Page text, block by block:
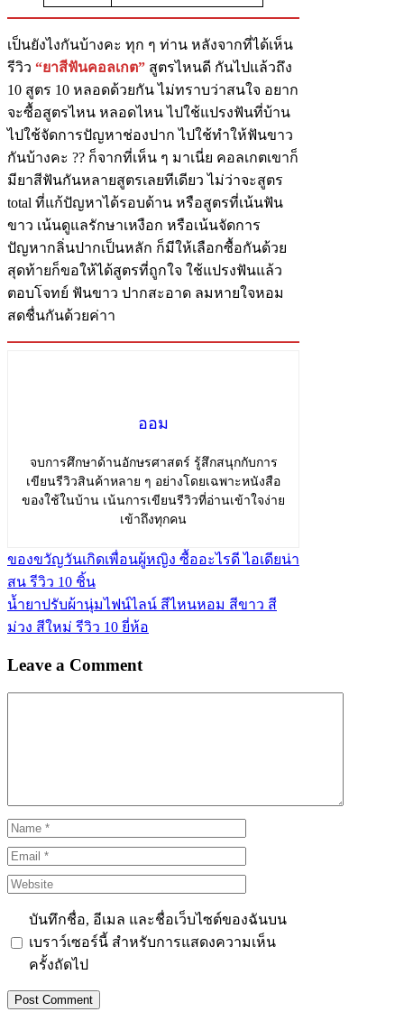
เป็นยังไงกันบ้างคะ ทุก ๆ ท่าน หลังจากที่ได้เห็น
รีวิว “ยาสีฟันคอลเกต” สูตรไหนดี กันไปแล้วถึง
10 สูตร 10 หลอดด้วยกัน ไม่ทราบว่าสนใจ อยาก
จะซื้อสูตรไหน หลอดไหน ไปใช้แปรงฟันที่บ้าน
ไปใช้จัดการปัญหาช่องปาก ไปใช้ทำให้ฟันขาว
กันบ้างคะ ?? ก็จากที่เห็น ๆ มาเนี่ย คอลเกตเขาก็
มียาสีฟันกันหลายสูตรเลยทีเดียว ไม่ว่าจะสูตร
total ที่แก้ปัญหาได้รอบด้าน หรือสูตรที่เน้นฟัน
ขาว เน้นดูแลรักษาเหงือก หรือเน้นจัดการ
ปัญหากลิ่นปากเป็นหลัก ก็มีให้เลือกซื้อกันด้วย
สุดท้ายก็ขอให้ได้สูตรที่ถูกใจ ใช้แปรงฟันแล้ว
ตอบโจทย์ ฟันขาว ปากสะอาด ลมหายใจหอม
สดชื่นกันด้วยค่าา
ออม
จบการศึกษาด้านอักษรศาสตร์ รู้สึกสนุกกับการ
เขียนรีวิวสินค้าหลาย ๆ อย่างโดยเฉพาะหนังสือ
ของใช้ในบ้าน เน้นการเขียนรีวิวที่อ่านเข้าใจง่าย
เข้าถึงทุกคน
ของขวัญวันเกิดเพื่อนผู้หญิง ซื้ออะไรดี ไอเดียน่า
สน รีวิว 10 ชิ้น
น้ำยาปรับผ้านุ่มไฟน์ไลน์ สีไหนหอม สีขาว สี
ม่วง สีใหม่ รีวิว 10 ยี่ห้อ
Leave a Comment
Name
Email
Website
บันทึกชื่อ, อีเมล และชื่อเว็บไซต์ของฉันบน
เบราว์เซอร์นี้ สำหรับการแสดงความเห็น
ครั้งถัดไป